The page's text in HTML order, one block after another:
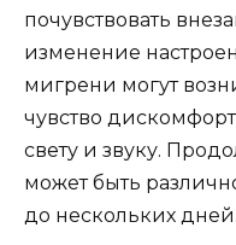
почувствовать
изменение
мигрени могут
чувство
свету и звуку.
может быть
до нескольких дней.